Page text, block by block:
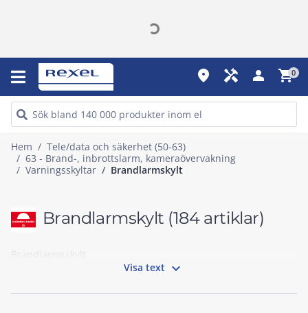
place handyman person shopping_cart0
Hem
Tele/data och säkerhet (50-63)
63 - Brand-, inbrottslarm, kameraövervakning
Varningsskyltar
Brandlarmskylt
Brandlarmskylt (184 artiklar)
Brandlarmsskylt
Visa text 